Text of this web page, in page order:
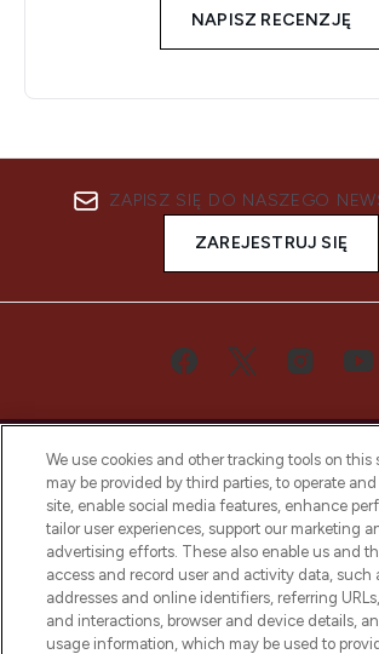
NAPISZ RECENZJĘ
ZAPISZ SIĘ DO NASZEGO
ZAREJESTRUJ SIĘ
Bądź pierwszą osobą, która
najnowszych produktach, od
uznanych marek, sezonowych
otrzyma ekskluzywne artykuły
z Sunday Supplement.
We use cookies and other tracking tools on this
may be provided by third parties, to operate
site, enable social media features, enhance
tailor user experiences, support our marketing
advertising efforts. These also enable us and
access and record user and activity data, such
addresses and online identifiers, referring
and interactions, browser and device details,
usage information, which may be used to